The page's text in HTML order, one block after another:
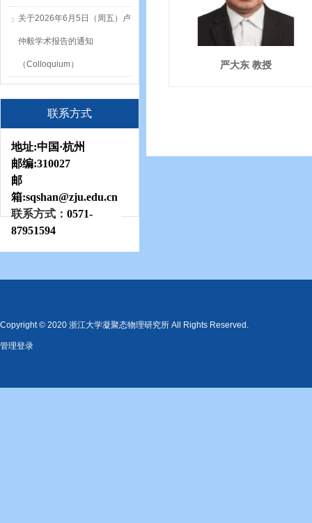
关于2026年6月5日（周五）卢
仲毅学术报告的通知
（Colloquium）
联系方式
地址:中国·杭州
邮编:310027
邮
箱:sqshan@zju.edu.cn
联系方式： 0571-
87951594
严大东 教授
Copyright © 2020 浙江大学凝聚态物理研究所 All Rights Reserved.
管理登录